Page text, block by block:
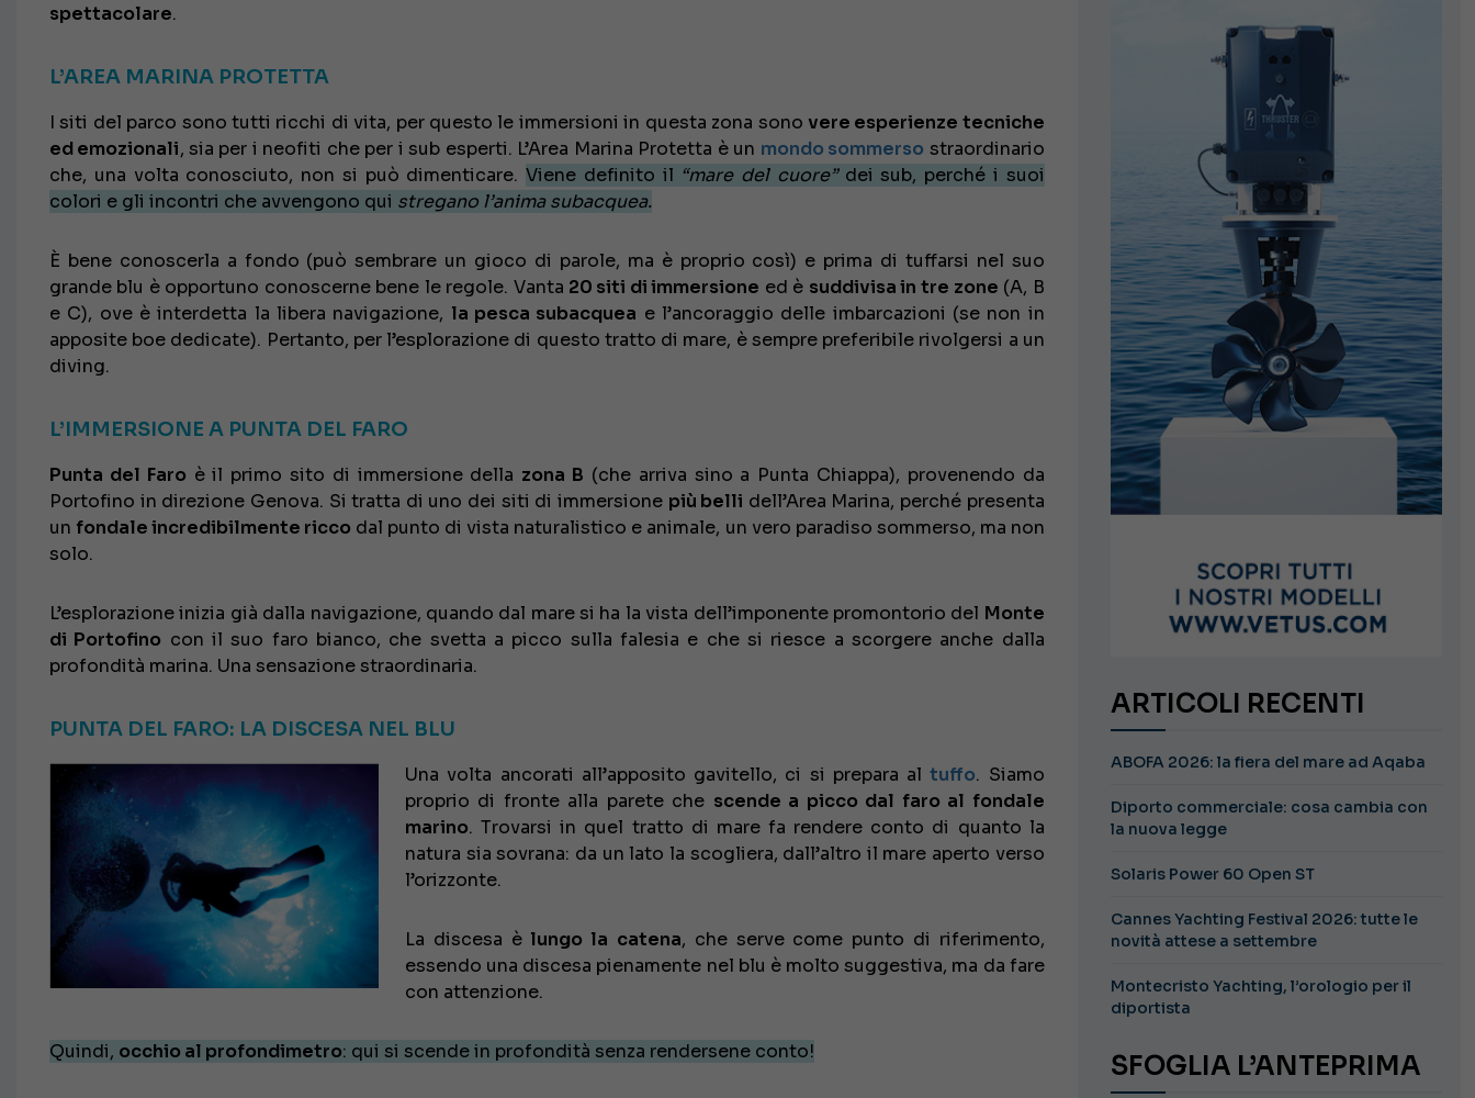
spettacolare.
L’AREA MARINA PROTETTA
I siti del parco sono tutti ricchi di vita, per questo le immersioni in questa zona sono vere esperienze tecniche
ed emozionali, sia per i neofiti che per i sub esperti. L’Area Marina Protetta è un mondo sommerso straordinario
che, una volta conosciuto, non si può dimenticare.Viene definito il “mare del cuore”dei sub, perché i suoi
colori e gli incontri che avvengono qui stregano l’anima subacquea.
È bene conoscerla a fondo (può sembrare un gioco di parole, ma è proprio così) e prima di tuffarsi nel suo
grande blu è opportuno conoscerne bene le regole. Vanta 20 siti di immersione ed è suddivisa in tre zone (A, B
e C), ove è interdetta la libera navigazione, la pesca subacquea e l’ancoraggio delle imbarcazioni (se non in
apposite boe dedicate). Pertanto, per l’esplorazione di questo tratto di mare, è sempre preferibile rivolgersi a un
diving.
L’IMMERSIONE A PUNTA DEL FARO
Punta del Faro è il primo sito di immersione della zona B (che arriva sino a Punta Chiappa), provenendo da
Portofino in direzione Genova. Si tratta di uno dei siti di immersione più belli dell’Area Marina, perché presenta
un fondale incredibilmente ricco dal punto di vista naturalistico e animale, un vero paradiso sommerso, ma non
solo.
L’esplorazione inizia già dalla navigazione, quando dal mare si ha la vista dell’imponente promontorio del Monte
di Portofino con il suo faro bianco, che svetta a picco sulla falesia e che si riesce a scorgere anche dalla
profondità marina. Una sensazione straordinaria.
PUNTA DEL FARO: LA DISCESA NEL BLU
Una volta ancorati all’apposito gavitello, ci si prepara altuffo. Siamo
proprio di fronte alla parete che scende a picco dal faro al fondale
marino. Trovarsi in quel tratto di mare fa rendere conto di quanto la
natura sia sovrana: da un lato la scogliera, dall’altro il mare aperto verso
l’orizzonte.
La discesa è lungo la catena, che serve come punto di riferimento,
essendo una discesa pienamente nel blu è molto suggestiva, ma da fare
con attenzione.
Quindi, occhio al profondimetro: qui si scende in profondità senza rendersene conto!
ARTICOLI RECENTI
ABOFA 2026: la fiera del mare ad Aqaba
Diporto commerciale: cosa cambia con
la nuova legge
Solaris Power 60 Open ST
Cannes Yachting Festival 2026: tutte le
novità attese a settembre
Montecristo Yachting, l’orologio per il
diportista
SFOGLIA L’ANTEPRIMA